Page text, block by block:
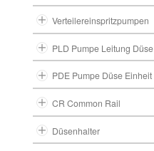
Verteilereinspritzpumpen
PLD Pumpe Leitung Düse
PDE Pumpe Düse Einheit
CR Common Rail
Düsenhalter